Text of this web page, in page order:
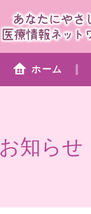
ホーム
お知らせ